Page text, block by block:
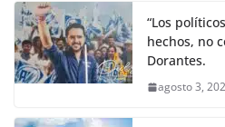
“Los
hechos, no
Dorantes.
agosto 3,